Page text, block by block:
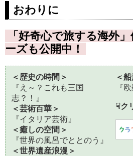
介。
おわりに
「好奇心で旅する海外
ーズも公開中！
＜歴史の時間＞
『え～？これも三国
志？！』
＜芸術百華＞
『イタリア芸術』
＜癒しの空間＞
『世界の風呂でととのう』
＜世界遺産浪漫＞
＜
『
☟ク